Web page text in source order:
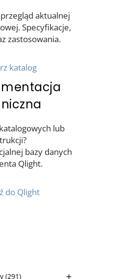
(291)
aktualnej
Specyfikacje,
zastosowania.
katalog
lub
bazy danych
Qlight.
do Qlight